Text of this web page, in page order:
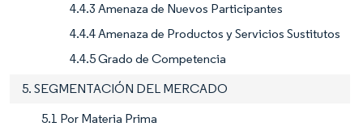
4.4.3 Amenaza de Nuevos Participantes
4.4.4 Amenaza de Productos y Servicios Sustitutos
4.4.5 Grado de Competencia
5. SEGMENTACIÓN DEL MERCADO
5.1 Por Materia Prima